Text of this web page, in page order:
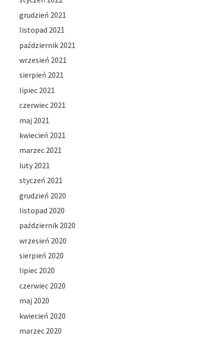
grudzień 2021
listopad 2021
październik 2021
wrzesień 2021
sierpień 2021
lipiec 2021
czerwiec 2021
maj 2021
kwiecień 2021
marzec 2021
luty 2021
styczeń 2021
grudzień 2020
listopad 2020
październik 2020
wrzesień 2020
sierpień 2020
lipiec 2020
czerwiec 2020
maj 2020
kwiecień 2020
marzec 2020